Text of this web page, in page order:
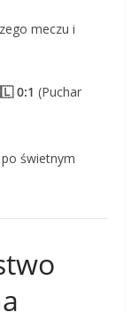
meczu i
0:1 (Puchar
świetnym